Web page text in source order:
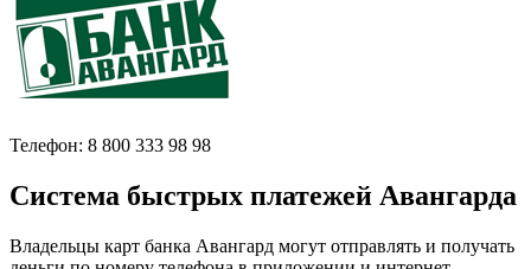
Телефон: 8 800 333 98 98
Система быстрых платежей Авангарда
Владельцы карт банка Авангард могут отправлять и получать